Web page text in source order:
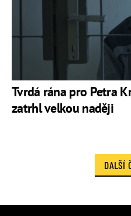
Tvrdá rána pro Petra
zatrhl velkou naději
DALŠÍ